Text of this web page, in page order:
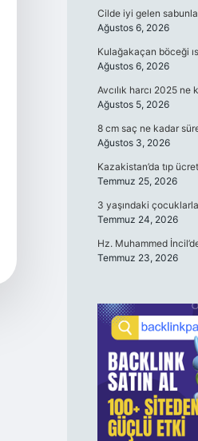
Cilde iyi gelen
Ağustos 6, 2026
Kulağakaçan böceği
Ağustos 6, 2026
Avcılık harcı 2025 ne
Ağustos 5, 2026
8 cm saç ne kadar
Ağustos 3, 2026
Kazakistan’da tıp
Temmuz 25, 2026
3 yaşındaki
Temmuz 24, 2026
Hz. Muhammed
Temmuz 23, 2026